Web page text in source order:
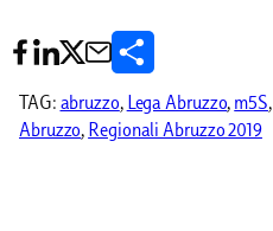
n
TAG: abruzzo, Lega Abruzzo, m5S,
Abruzzo, Regionali Abruzzo 2019